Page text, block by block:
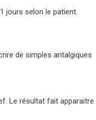
jours selon le patient.
de simples antalgiques
Le résultat fait